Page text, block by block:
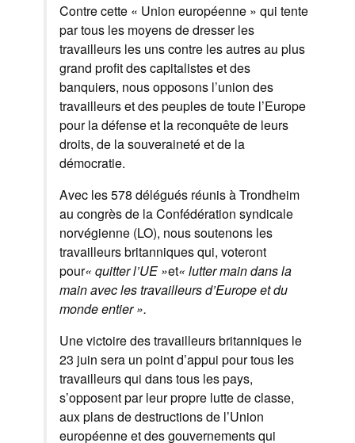
Contre cette « Union européenne » qui tente
par tous les moyens de dresser les
travailleurs les uns contre les autres au plus
grand profit des capitalistes et des
banquiers, nous opposons l’union des
travailleurs et des peuples de toute l’Europe
pour la défense et la reconquête de leurs
droits, de la souveraineté et de la
démocratie.
Avec les 578 délégués réunis à Trondheim
au congrès de la Confédération syndicale
norvégienne (LO), nous soutenons les
travailleurs britanniques qui, voteront
pour« quitter l’UE »et« lutter main dans la
main avec les travailleurs d’Europe et du
monde entier ».
Une victoire des travailleurs britanniques le
23 juin sera un point d’appui pour tous les
travailleurs qui dans tous les pays,
s’opposent par leur propre lutte de classe,
aux plans de destructions de l’Union
européenne et des gouvernements qui